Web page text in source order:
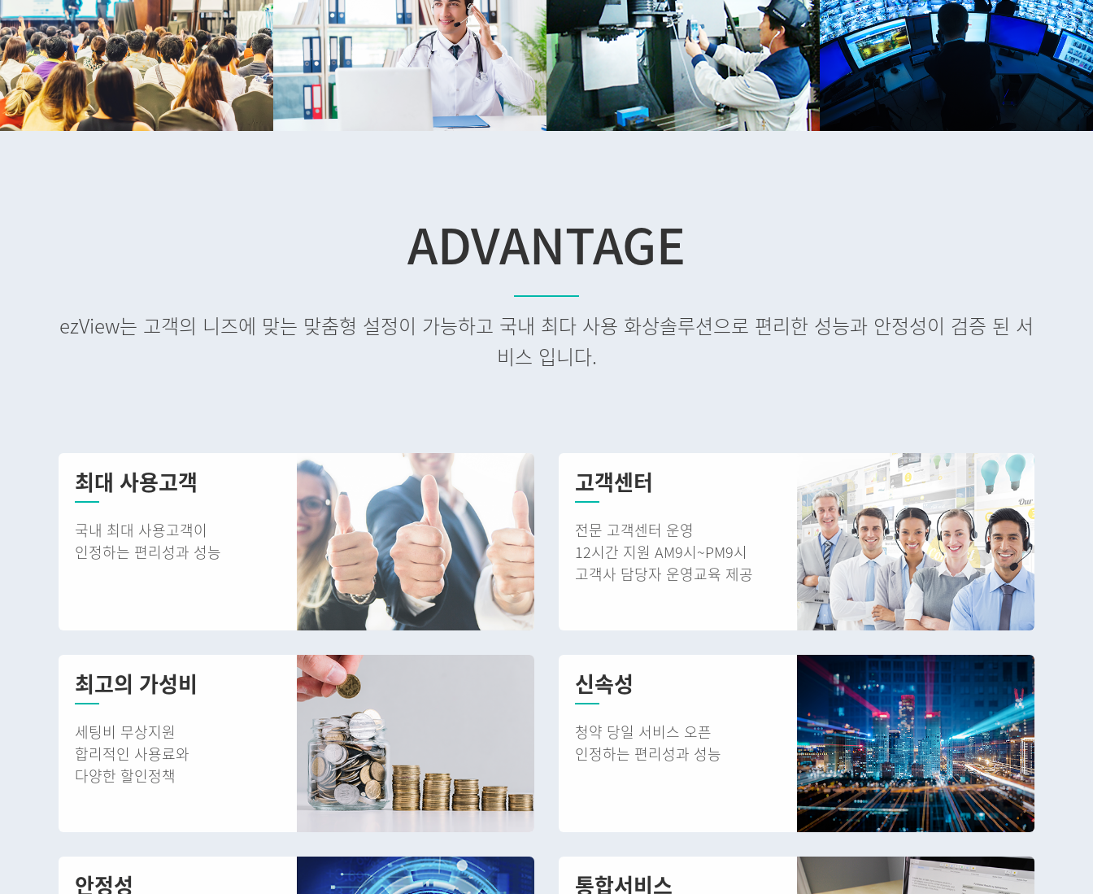
ADVANTAGE
ezView는 고객의 니즈에 맞는 맞춤형 설정이 가능하고 국내 최다 사용 화상솔루션으로 편리한 성능과 안정성이 검증 된 서
비스 입니다.
최대 사용고객
국내 최대 사용고객이
인정하는 편리성과 성능
고객센터
전문 고객센터 운영
12시간 지원 AM9시~PM9시
고객사 담당자 운영교육 제공
최고의 가성비
세팅비 무상지원
합리적인 사용료와
다양한 할인정책
신속성
청약 당일 서비스 오픈
인정하는 편리성과 성능
안정성 통합서비스